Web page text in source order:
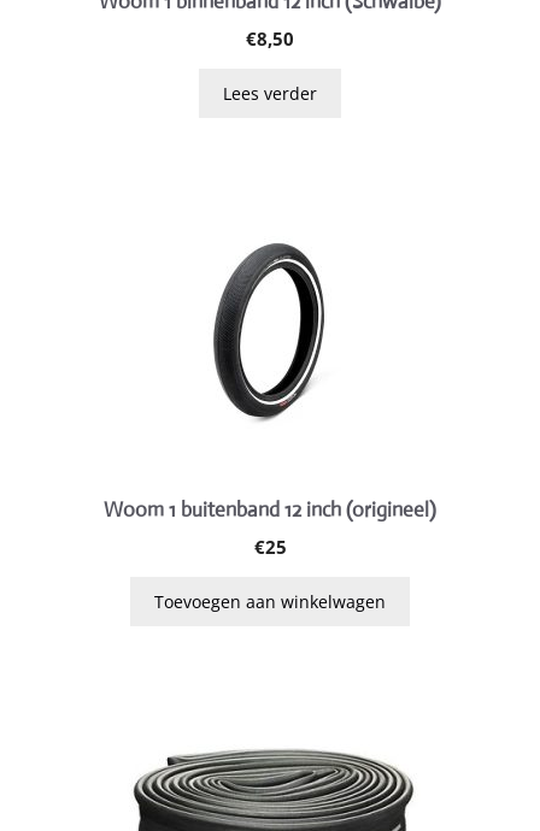
€8,50
Lees verder
Woom 1 buitenband 12 inch (origineel)
€25
Toevoegen aan winkelwagen